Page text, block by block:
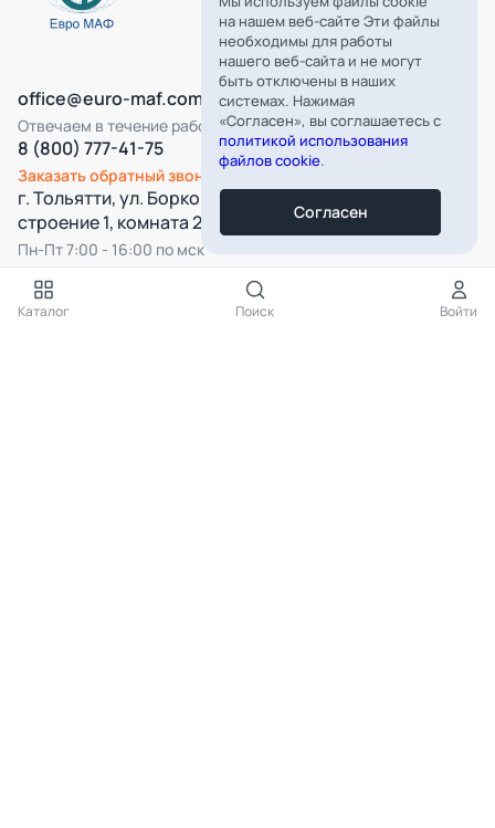
Все категории
Каталог Поиск Войти
office@euro-maf.com
Отвечаем в течение рабочего дня
8 (800) 777-41-75
Заказать обратный звонок
г. Тольятти, ул. Борковская, д. 16,
строение 1, комната 22
Пн-Пт 7:00 - 16:00 по мск
Подпишитесь на нашу рассылку
на нашем веб-сайте Эти файлы
необходимы для работы
нашего веб-сайта и не могут
быть отключены в наших
системах. Нажимая
«Согласен», вы соглашаетесь с
политикой использования
файлов cookie.
Согласен